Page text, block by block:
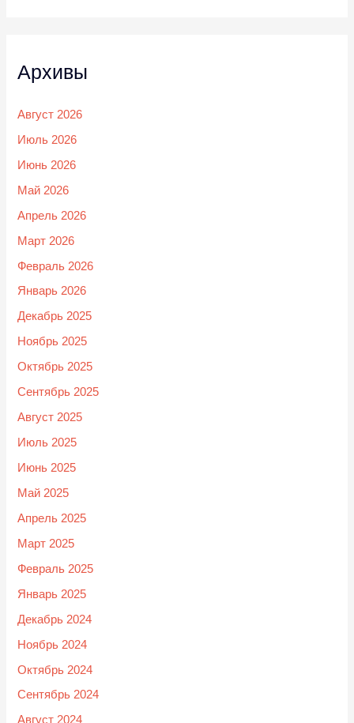
Архивы
Август 2026
Июль 2026
Июнь 2026
Май 2026
Апрель 2026
Март 2026
Февраль 2026
Январь 2026
Декабрь 2025
Ноябрь 2025
Октябрь 2025
Сентябрь 2025
Август 2025
Июль 2025
Июнь 2025
Май 2025
Апрель 2025
Март 2025
Февраль 2025
Январь 2025
Декабрь 2024
Ноябрь 2024
Октябрь 2024
Сентябрь 2024
Август 2024